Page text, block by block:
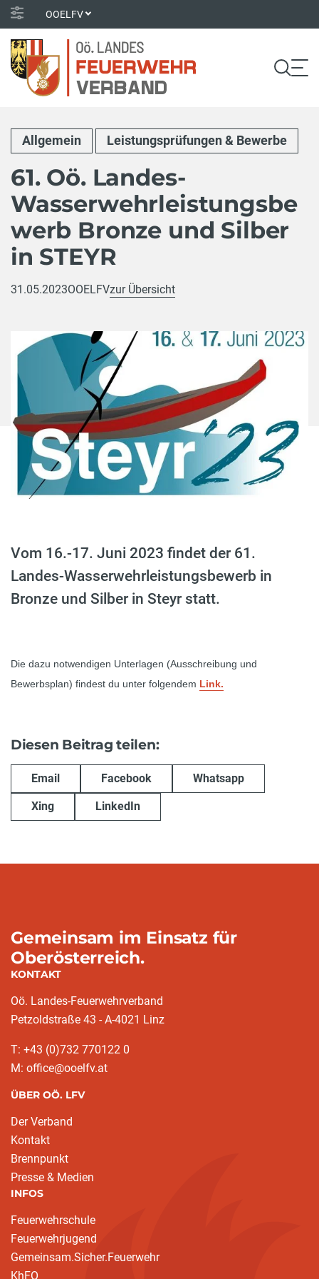
OOELFV
Allgemein Leistungsprüfungen & Bewerbe
61. Oö. Landes-
Wasserwehrleistungsbe
werb Bronze und Silber
in STEYR
31.05.2023OOELFVzur Übersicht
Vom 16.-17. Juni 2023 findet der 61.
Landes-Wasserwehrleistungsbewerb in
Bronze und Silber in Steyr statt.
Die dazu notwendigen Unterlagen (Ausschreibung und
Bewerbsplan) findest du unter folgendem Link.
Diesen Beitrag teilen:
Email Facebook Whatsapp
Xing LinkedIn
Gemeinsam im Einsatz für
Oberösterreich.
KONTAKT
Oö. Landes-Feuerwehrverband
Petzoldstraße 43 - A-4021 Linz
T: +43 (0)732 770122 0
M: office@ooelfv.at
ÜBER OÖ. LFV
Der Verband
Kontakt
Brennpunkt
Presse & Medien
INFOS
Feuerwehrschule
Feuerwehrjugend
Gemeinsam.Sicher.Feuerwehr
KhFO